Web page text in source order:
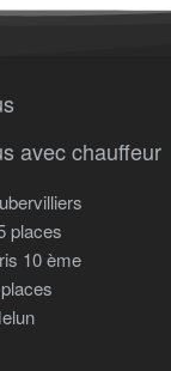
avec chauffeur
places
10 ème